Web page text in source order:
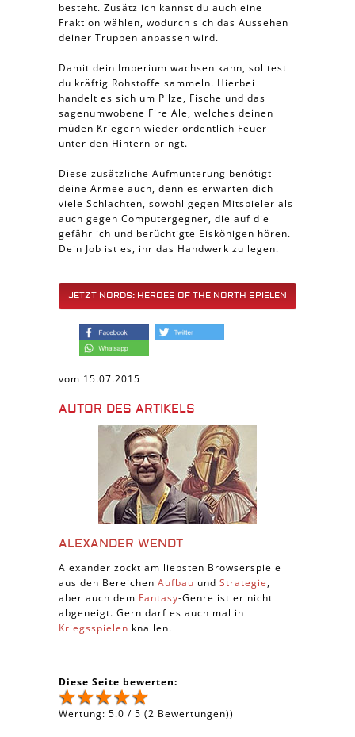
besteht. Zusätzlich kannst du auch eine
Fraktion wählen, wodurch sich das Aussehen
deiner Truppen anpassen wird.
Damit dein Imperium wachsen kann, solltest
du kräftig Rohstoffe sammeln. Hierbei
handelt es sich um Pilze, Fische und das
sagenumwobene Fire Ale, welches deinen
müden Kriegern wieder ordentlich Feuer
unter den Hintern bringt.
Diese zusätzliche Aufmunterung benötigt
deine Armee auch, denn es erwarten dich
viele Schlachten, sowohl gegen Mitspieler als
auch gegen Computergegner, die auf die
gefährlich und berüchtigte Eiskönigen hören.
Dein Job ist es, ihr das Handwerk zu legen.
JETZT NORDS: HEROES OF THE NORTH SPIELEN
vom 15.07.2015
AUTOR DES ARTIKELS
ALEXANDER WENDT
Alexander zockt am liebsten Browserspiele
aus den Bereichen Aufbau und Strategie,
aber auch dem Fantasy-Genre ist er nicht
abgeneigt. Gern darf es auch mal in
Kriegsspielen knallen.
Diese Seite bewerten:
Wertung: 5.0 / 5 (2 Bewertungen))